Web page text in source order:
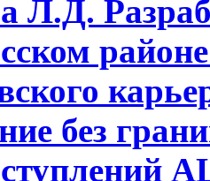
Л.Д.
без